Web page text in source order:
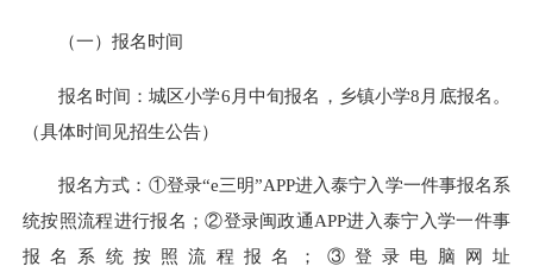
（一）报名时间
报名时间：城区小学6月中旬报名，乡镇小学8月底报名。
（具体时间见招生公告）
报名方式：①登录“e三明”APP进入泰宁入学一件事报名系
统按照流程进行报名；②登录闽政通APP进入泰宁入学一件事
报名系统按照流程报名；③登录电脑网址